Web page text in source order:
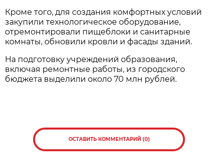
Кроме того, для создания комфортных условий
закупили технологическое оборудование,
отремонтировали пищеблоки и санитарные
комнаты, обновили кровли и фасады зданий.
На подготовку учреждений образования,
включая ремонтные работы, из городского
бюджета выделили около 70 млн рублей.
ОСТАВИТЬ КОММЕНТАРИЙ (0)